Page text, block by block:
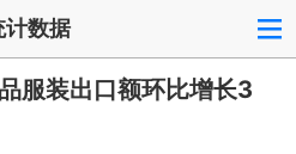
计数据
服装出口额环比增长3